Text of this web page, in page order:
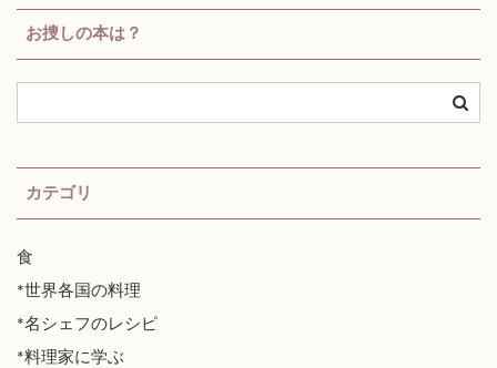
お捜しの本は？
カテゴリ
食
*世界各国の料理
*名シェフのレシピ
*料理家に学ぶ